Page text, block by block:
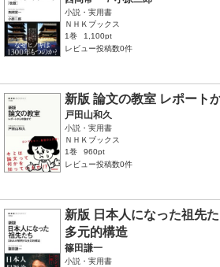
小説・実用書
ＮＨＫブックス
1巻
1,100pt
レビュー投稿数0件
新版 論文の教室 レポート
戸田山和久
小説・実用書
ＮＨＫブックス
1巻
960pt
レビュー投稿数0件
新版 日本人になった祖先
多元的構造
篠田謙一
小説・実用書